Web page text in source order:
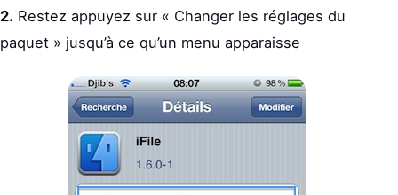
2. Restez appuyez sur « Changer les réglages du
paquet » jusqu’à ce qu’un menu apparaisse